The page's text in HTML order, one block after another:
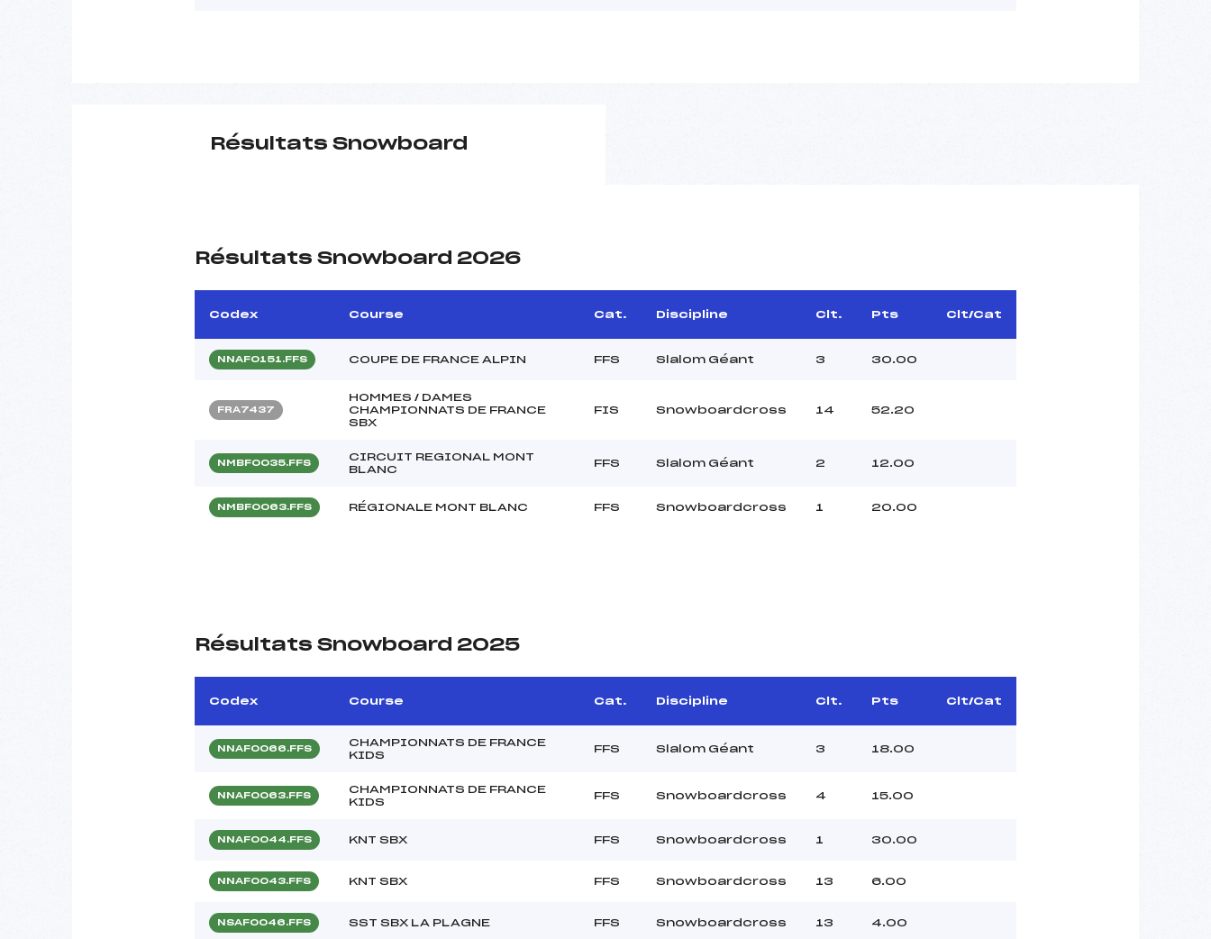
Résultats Snowboard
Résultats Snowboard 2026
Codex Course Cat. Discipline Clt. Pts Clt/Cat
NNAF0151.FFS COUPE DE FRANCE ALPIN FFS Slalom Géant 3 30.00
FRA7437
HOMMES / DAMES
CHAMPIONNATS DE FRANCE
SBX
FIS Snowboardcross 14 52.20
NMBF0035.FFS
CIRCUIT REGIONAL MONT
BLANC
FFS Slalom Géant 2 12.00
NMBF0063.FFS RÉGIONALE MONT BLANC FFS Snowboardcross 1 20.00
Résultats Snowboard 2025
Codex Course Cat. Discipline Clt. Pts Clt/Cat
NNAF0066.FFS
CHAMPIONNATS DE FRANCE
KIDS
FFS Slalom Géant 3 18.00
NNAF0063.FFS
CHAMPIONNATS DE FRANCE
KIDS
FFS Snowboardcross 4 15.00
NNAF0044.FFS KNT SBX FFS Snowboardcross 1 30.00
NNAF0043.FFS KNT SBX FFS Snowboardcross 13 6.00
NSAF0046.FFS SST SBX LA PLAGNE FFS Snowboardcross 13 4.00